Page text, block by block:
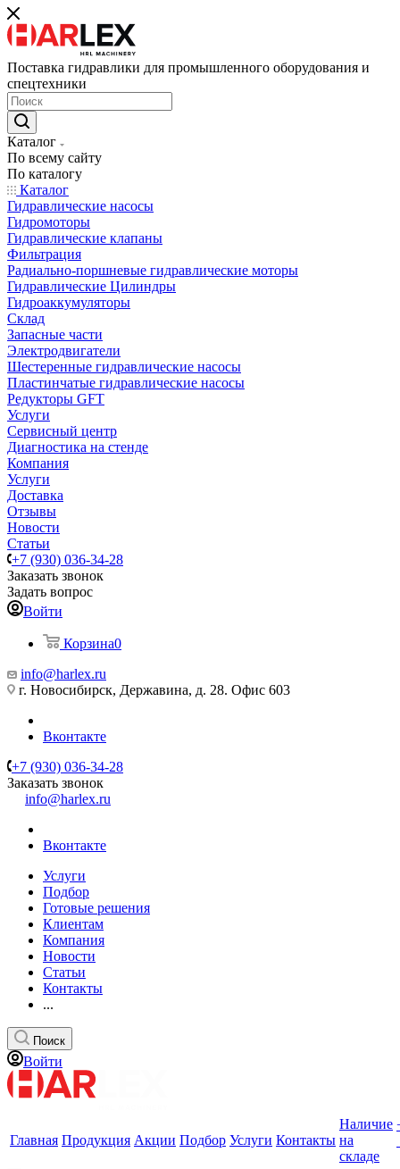
Поставка гидравлики для промышленного оборудования и
спецтехники
Каталог
По всему сайту
По каталогу
Каталог
Гидравлические насосы
Гидромоторы
Гидравлические клапаны
Фильтрация
Радиально-поршневые гидравлические моторы
Гидравлические Цилиндры
Гидроаккумуляторы
Склад
Запасные части
Электродвигатели
Шестеренные гидравлические насосы
Пластинчатые гидравлические насосы
Редукторы GFT
Услуги
Сервисный центр
Диагностика на стенде
Компания
Услуги
Доставка
Отзывы
Новости
Статьи
+7 (930) 036-34-28
Заказать звонок
Задать вопрос
Войти
Корзина0
info@harlex.ru
г. Новосибирск, Державина, д. 28. Офис 603
Вконтакте
+7 (930) 036-34-28
Заказать звонок
info@harlex.ru
Вконтакте
Услуги
Подбор
Готовые решения
Клиентам
Компания
Новости
Статьи
Контакты
...
Поиск
Войти
Главная Продукция Акции Подбор Услуги Контакты
Наличие
на
складе